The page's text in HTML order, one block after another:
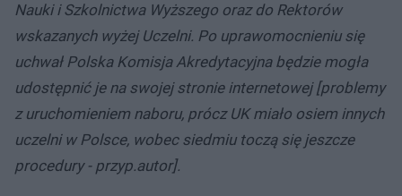
Nauki i Szkolnictwa Wyższego oraz do Rektorów
wskazanych wyżej Uczelni. Po uprawomocnieniu się
uchwał Polska Komisja Akredytacyjna będzie mogła
udostępnić je na swojej stronie internetowej [problemy
z uruchomieniem naboru, prócz UK miało osiem innych
uczelni w Polsce, wobec siedmiu toczą się jeszcze
procedury - przyp.autor].